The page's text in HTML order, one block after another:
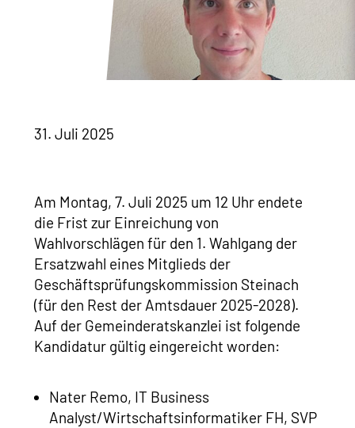
31. Juli 2025
Am Montag, 7. Juli 2025 um 12 Uhr endete
die Frist zur Einreichung von
Wahlvorschlägen für den 1. Wahlgang der
Ersatzwahl eines Mitglieds der
Geschäftsprüfungskommission Steinach
(für den Rest der Amtsdauer 2025-2028).
Auf der Gemeinderatskanzlei ist folgende
Kandidatur gültig eingereicht worden:
Nater Remo, IT Business
Analyst/Wirtschaftsinformatiker FH, SVP